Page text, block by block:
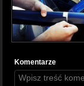
Komentarze